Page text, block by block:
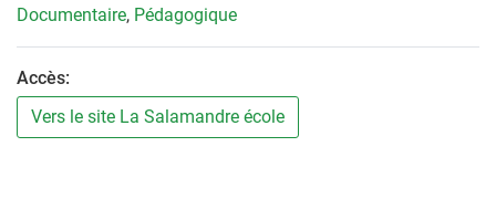
Documentaire, Pédagogique
Accès:
Vers le site La Salamandre école